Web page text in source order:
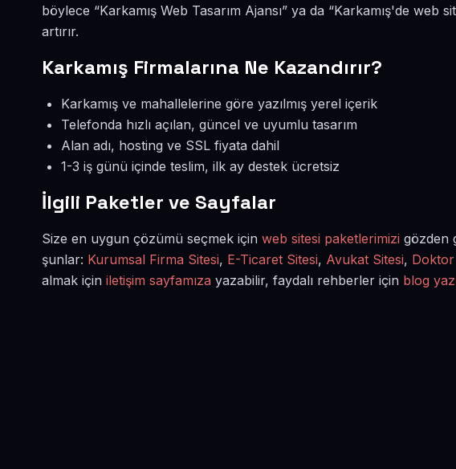
böylece “Karkamış Web Tasarım Ajansı” ya da “Karkamış'de
artırır.
Karkamış Firmalarına Ne Kazandırır?
Karkamış ve mahallelerine göre yazılmış yerel içerik
Telefonda hızlı açılan, güncel ve uyumlu tasarım
Alan adı, hosting ve SSL fiyata dahil
1-3 iş günü içinde teslim, ilk ay destek ücretsiz
İlgili Paketler ve Sayfalar
Size en uygun çözümü seçmek için web sitesi paketlerimizi gözden
şunlar: Kurumsal Firma Sitesi, E-Ticaret Sitesi, Avukat Sitesi,
almak için iletişim sayfamıza yazabilir, faydalı rehberler için blog